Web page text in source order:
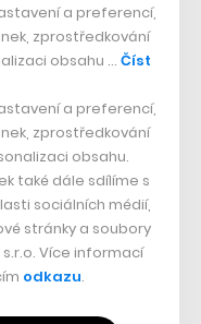
manažer z konce
dostává
dobrým
zaměstnanec
totiž problém.
je toho na ni moc.
stavěla se do role
že se to musí
ona s tím není v
a preferencí,
zprostředkování
obsahu … Číst
a preferencí,
zprostředkování
obsahu.
také dále sdílíme s
sociálních médií,
stránky a soubory
Více informací
odkazu.